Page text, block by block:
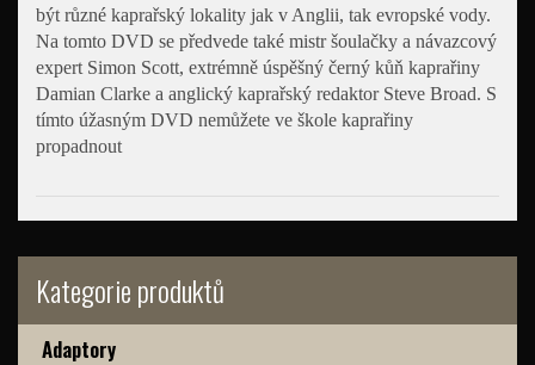
Kategorie produktů
Adaptory
být různé kaprařský lokality jak v Anglii, tak evropské vody.
Na tomto DVD se předvede také mistr šoulačky a návazcový
expert Simon Scott, extrémně úspěšný černý kůň kaprařiny
Damian Clarke a anglický kaprařský redaktor Steve Broad. S
tímto úžasným DVD nemůžete ve škole kaprařiny
propadnout